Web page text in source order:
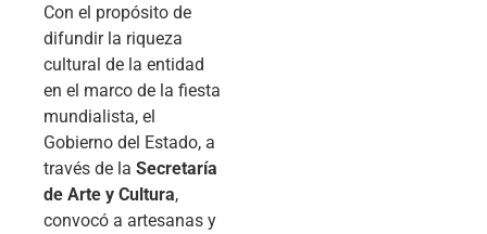
Con el propósito de
difundir la riqueza
cultural de la entidad
en el marco de la fiesta
mundialista, el
Gobierno del Estado, a
través de la Secretaría
de Arte y Cultura,
convocó a artesanas y